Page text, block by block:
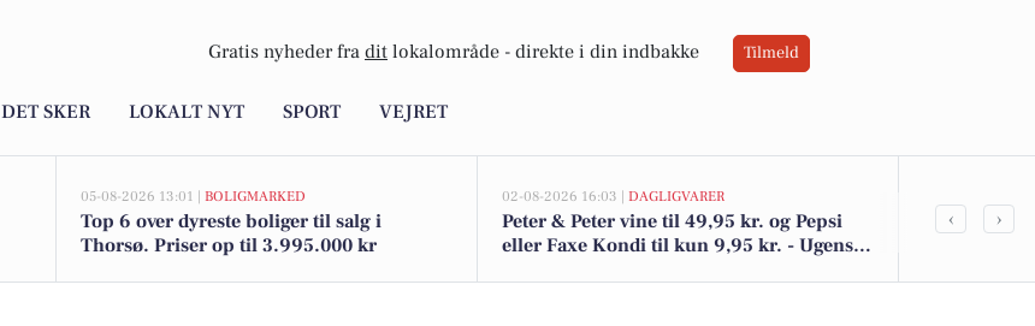
Gratis nyheder fra dit lokalområde - direkte i din indbakke Tilmeld
DET SKER LOKALT NYT SPORT VEJRET
05-08-2026 13:01 | BOLIGMARKED
Top 6 over dyreste boliger til salg i
Thorsø. Priser op til 3.995.000 kr
02-08-2026 16:03 | DAGLIGVARER
Peter & Peter vine til 49,95 kr. og Pepsi
eller Faxe Kondi til kun 9,95 kr. - Ugens
Thorsgade
‹ ›